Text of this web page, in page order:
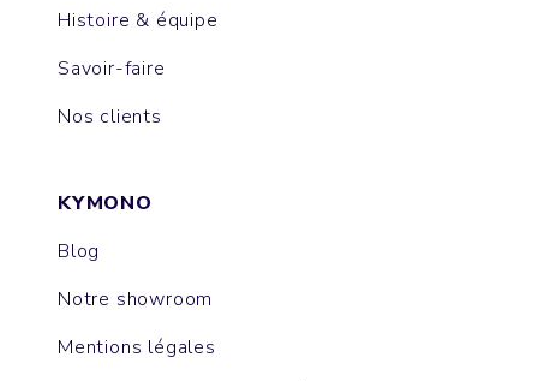
Histoire & équipe
Savoir-faire
Nos clients
KYMONO
Blog
Notre showroom
Mentions légales